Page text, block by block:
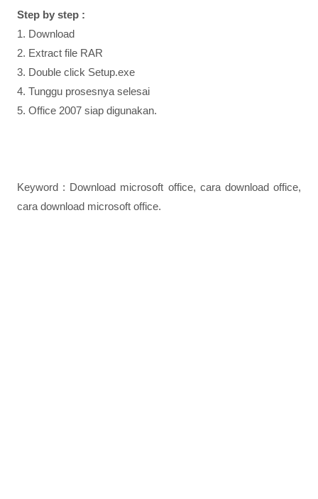
Step by step :
1. Download
2. Extract file RAR
3. Double click Setup.exe
4. Tunggu prosesnya selesai
5. Office 2007 siap digunakan.
Keyword : Download microsoft office, cara download office,
cara download microsoft office.